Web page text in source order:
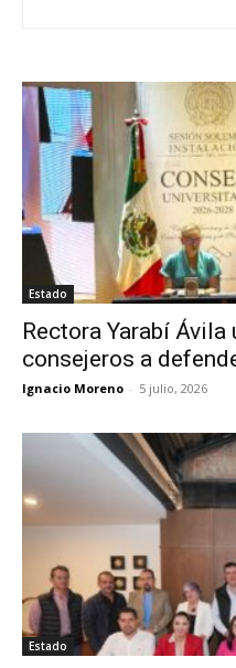
Estado
Rectora Yarabí Ávila
consejeros a
Ignacio Moreno - 5 julio, 2026
Estado